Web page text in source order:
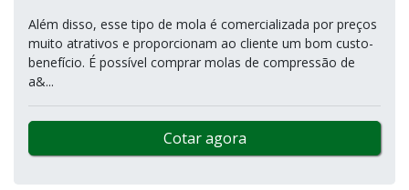
Além disso, esse tipo de mola é comercializada por preços
muito atrativos e proporcionam ao cliente um bom custo-
benefício. É possível comprar molas de compressão de
a&...
Cotar agora